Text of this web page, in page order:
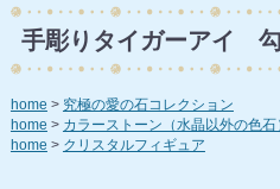
手彫りタイガーアイ
home
究極の愛の石コレクション
home
カラーストーン（水晶以外の色石
home
クリスタルフィギュア